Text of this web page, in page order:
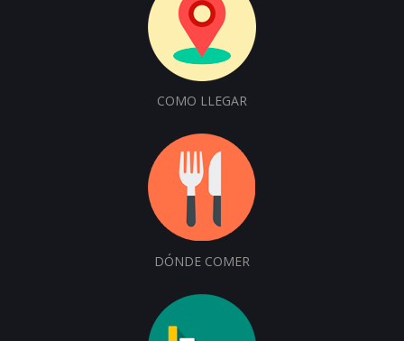
COMO LLEGAR
DÓNDE COMER